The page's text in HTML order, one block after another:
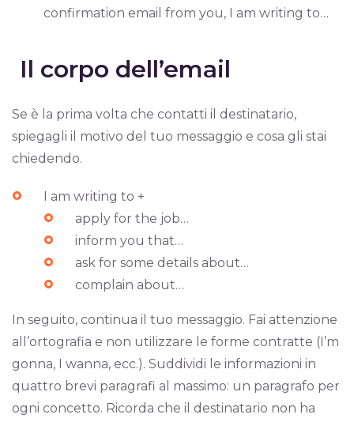
confirmation email from you, I am writing to…
Il corpo dell’email
Se è la prima volta che contatti il destinatario,
spiegagli il motivo del tuo messaggio e cosa gli stai
chiedendo.
I am writing to +
apply for the job…
inform you that…
ask for some details about…
complain about…
In seguito, continua il tuo messaggio. Fai attenzione
all’ortografia e non utilizzare le forme contratte (I’m
gonna, I wanna, ecc.). Suddividi le informazioni in
quattro brevi paragrafi al massimo: un paragrafo per
ogni concetto. Ricorda che il destinatario non ha